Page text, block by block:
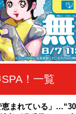
SPA！一覧
恵まれている」